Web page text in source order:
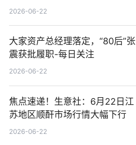
回580万股
2026-06-22
大家资产总经理落定，“80后”张
震获批履职-每日关注
2026-06-22
焦点速递！生意社：6月22日江
苏地区顺酐市场行情大幅下行
2026-06-22